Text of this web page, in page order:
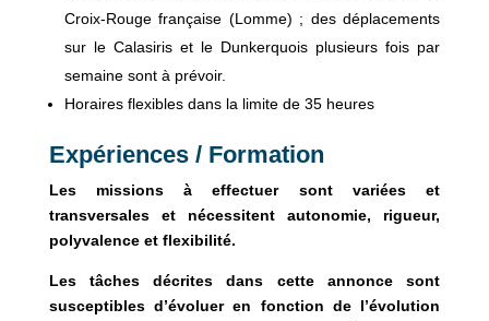
Croix-Rouge française (Lomme) ; des déplacements
sur le Calasiris et le Dunkerquois plusieurs fois par
semaine sont à prévoir.
Horaires flexibles dans la limite de 35 heures
Expériences / Formation
Les missions à effectuer sont variées et
transversales et nécessitent autonomie, rigueur,
polyvalence et flexibilité.
Les tâches décrites dans cette annonce sont
susceptibles d’évoluer en fonction de l’évolution